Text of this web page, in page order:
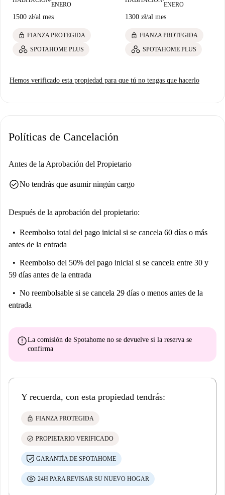
ENERO
1500 zł/al mes
lock FIANZA PROTEGIDA
SPOTAHOME PLUS
ENERO
1300 zł/al mes
lock FIANZA PROTEGIDA
SPOTAHOME PLUS
Hemos verificado esta propiedad para que tú no tengas que hacerlo
Políticas de Cancelación
Antes de la Aprobación del Propietario
check_circleNo tendrás que asumir ningún cargo
Después de la aprobación del propietario:
Reembolso total del pago inicial si se cancela 60 días o más
antes de la entrada
Reembolso del 50% del pago inicial si se cancela entre 30 y
59 días antes de la entrada
No reembolsable si se cancela 29 días o menos antes de la
entrada
errorLa comisión de Spotahome no se devuelve si la reserva se
confirma
Y recuerda, con esta propiedad tendrás:
lock FIANZA PROTEGIDA
check_circle PROPIETARIO VERIFICADO
GARANTÍA DE SPOTAHOME
24H PARA REVISAR SU NUEVO HOGAR